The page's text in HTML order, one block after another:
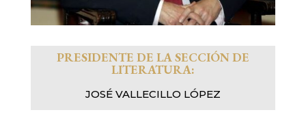
PRESIDENTE DE LA SECCIÓNDE
LITERATURA:
JOSÉ VALLECILLO LÓPEZ